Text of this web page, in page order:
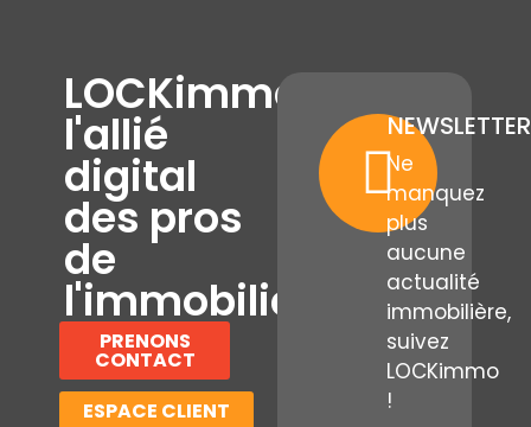
LOCKimmo,
l'allié
digital
des pros
de
l'immobilier
PRENONS
CONTACT
ESPACE CLIENT
NEWSLETTER
Ne
manquez
plus
aucune
actualité
immobilière,
suivez
LOCKimmo
!